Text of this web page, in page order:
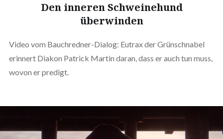
Den inneren Schweinehund
überwinden
Video vom Bauchredner-Dialog: Eutrax der Grünschnabel
erinnert Diakon Patrick Martin daran, dass er auch tun muss,
wovon er predigt.